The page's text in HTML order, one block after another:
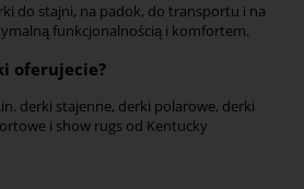
do stajni, na padok, do transportu i na
funkcjonalnością i komfortem.
oferujecie?
derki stajenne, derki polarowe, derki
i show rugs od Kentucky